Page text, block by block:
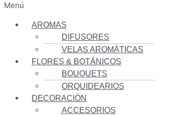
Menú
AROMAS
DIFUSORES
VELAS AROMÁTICAS
FLORES & BOTÁNICOS
BOUQUETS
ORQUIDEARIOS
DECORACIÓN
ACCESORIOS